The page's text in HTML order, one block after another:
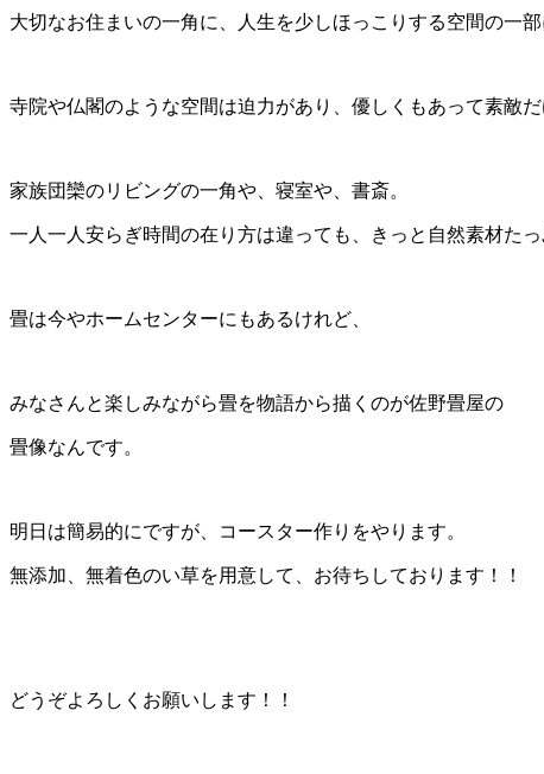
大切なお住まいの一角に、人生を少しほっこりする空間の一部
寺院や仏閣のような空間は迫力があり、優しくもあって素敵
家族団欒のリビングの一角や、寝室や、書斎。
一人一人安らぎ時間の在り方は違っても、きっと自然素材た
畳は今やホームセンターにもあるけれど、
みなさんと楽しみながら畳を物語から描くのが佐野畳屋の
畳像なんです。
明日は簡易的にですが、コースター作りをやります。
無添加、無着色のい草を用意して、お待ちしております！！
どうぞよろしくお願いします！！